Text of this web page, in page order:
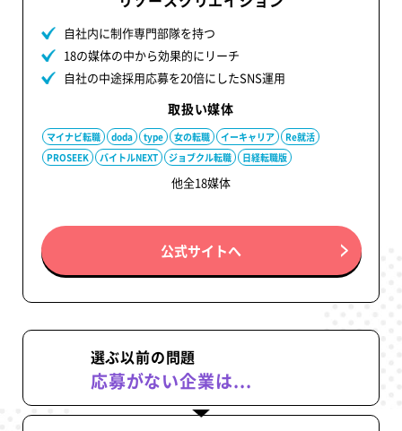
自社内に制作専門部隊を持つ
18の媒体の中から効果的にリーチ
自社の中途採用応募を20倍にしたSNS運用
取扱い媒体
マイナビ転職 doda type 女の転職 イーキャリア
Re就活
PROSEEK
バイトルNEXT ジョブクル転職 日経転職版
他全18媒体
公式サイトへ
選ぶ以前の問題
応募がない企業は...